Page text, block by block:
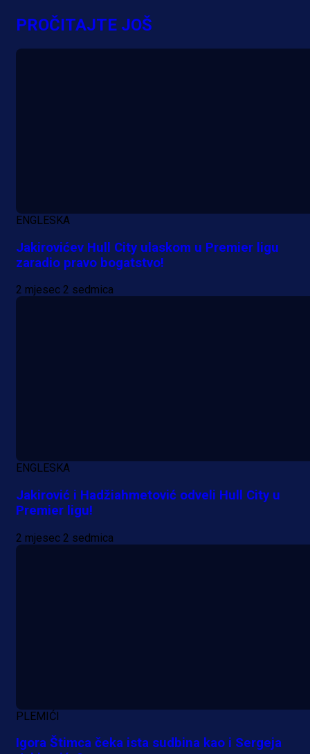
Bez pobjednika u Mostaru:
prvenstva!
PROČITAJTE JOŠ
ENGLESKA
Jakirovićev Hull City ulaskom u Premier ligu
zaradio pravo bogatstvo!
2 mjesec 2 sedmica
ENGLESKA
Jakirović i Hadžiahmetović odveli Hull City u
Premier ligu!
2 mjesec 2 sedmica
PLEMIĆI
Igora Štimca čeka ista sudbina kao i Sergeja